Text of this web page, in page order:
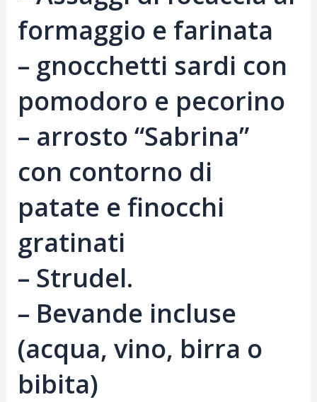
formaggio e farinata
– gnocchetti sardi con
pomodoro e pecorino
– arrosto “Sabrina”
con contorno di
patate e finocchi
gratinati
– Strudel.
– Bevande incluse
(acqua, vino, birra o
bibita)